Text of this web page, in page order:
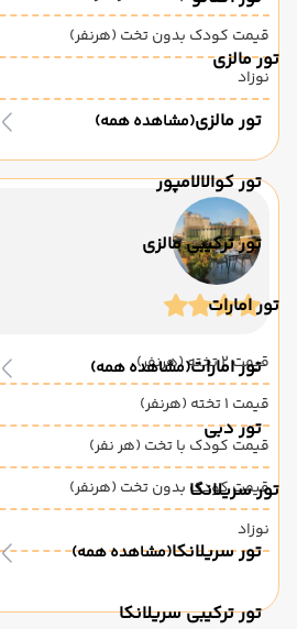
تور مالزی
تور مالزی(مشاهده همه)
تور کوالالامپور
تور ترکیبی مالزی
تور امارات
تور امارات(مشاهده همه)
تور دبی
تور سریلانکا
تور سریلانکا(مشاهده همه)
تور ترکیبی سریلانکا
قیمت کودک بدون تخت (هرنفر)
نوزاد
قیمت 2 تخته (هرنفر)
قیمت 1 تخته (هرنفر)
قیمت کودک با تخت (هر نفر)
قیمت کودک بدون تخت (هرنفر)
نوزاد